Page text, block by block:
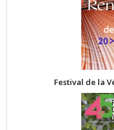
Festival de la